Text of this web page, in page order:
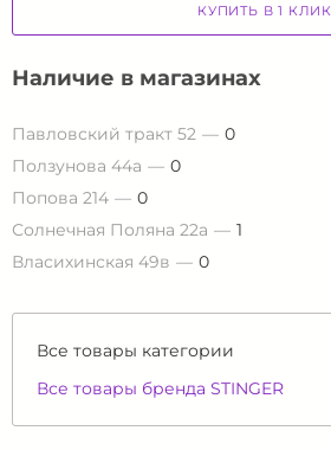
КУПИТЬ В 1 КЛИК
Наличие в магазинах
Павловский тракт 52
0
Ползунова 44а
0
Попова 214
0
Солнечная Поляна 22а
1
Власихинская 49в
0
Все товары категории
Все товары бренда STINGER